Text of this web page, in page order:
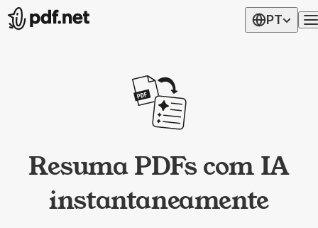
PT
Resuma PDFs com IA
instantaneamente